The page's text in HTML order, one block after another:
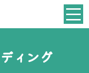
ィング